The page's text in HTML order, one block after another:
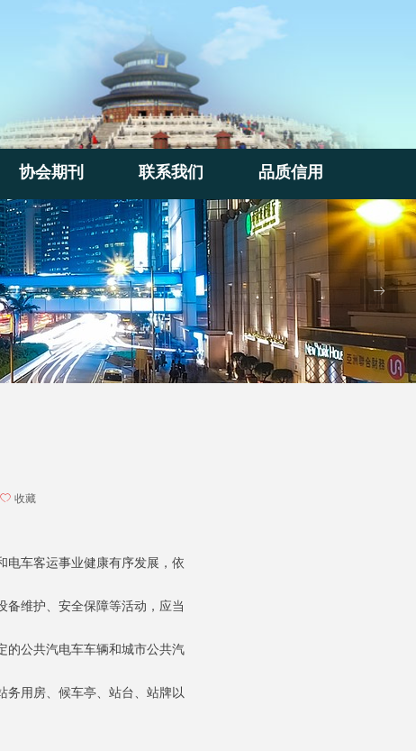
ꁹ
协会期刊
协会期刊
联系我们
联系我们
品质信用
品质信用
车客运事业健康有序发展，依
维护、安全保障等活动，应当
公共汽电车车辆和城市公共汽
用房、候车亭、站台、站牌以
ꄀ 收藏